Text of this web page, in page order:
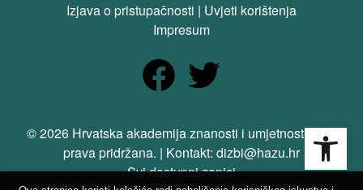
Izjava o pristupačnosti | Uvjeti korištenja
Impresum
© 2026 Hrvatska akademija znanosti i umjetnosti. Sva
prava pridržana. | Kontakt: dizbi@hazu.hr
Svi dostupni zapisi